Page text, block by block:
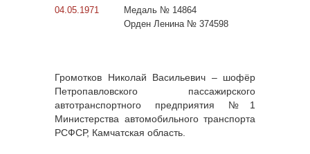
04.05.1971
Медаль № 14864
Орден Ленина № 374598
Громотков Николай Васильевич – шофёр
Петропавловского пассажирского
автотранспортного предприятия №1
Министерства автомобильного транспорта
РСФСР, Камчатская область.